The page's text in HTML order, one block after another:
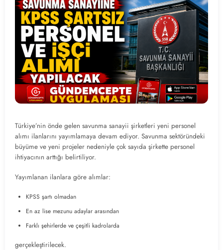
Türkiye’nin önde gelen savunma sanayii şirketleri yeni personel
alımı ilanlarını yayımlamaya devam ediyor. Savunma sektöründeki
büyüme ve yeni projeler nedeniyle çok sayıda şirkette personel
ihtiyacının arttığı belirtiliyor.
Yayımlanan ilanlara göre alımlar:
KPSS şartı olmadan
En az lise mezunu adaylar arasından
Farklı şehirlerde ve çeşitli kadrolarda
gerçekleştirilecek.